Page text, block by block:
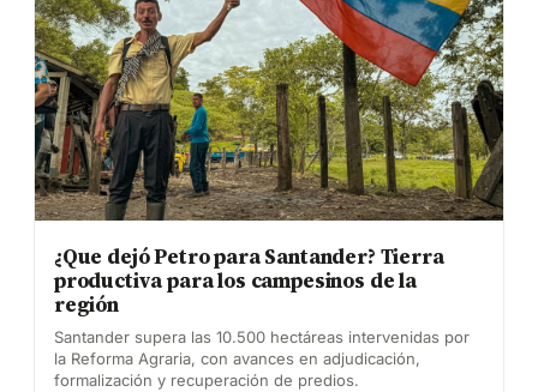
¿Que dejó Petro para Santander? Tierra
productiva para los campesinos de la
región
Santander supera las 10.500 hectáreas intervenidas por
la Reforma Agraria, con avances en adjudicación,
formalización y recuperación de predios.